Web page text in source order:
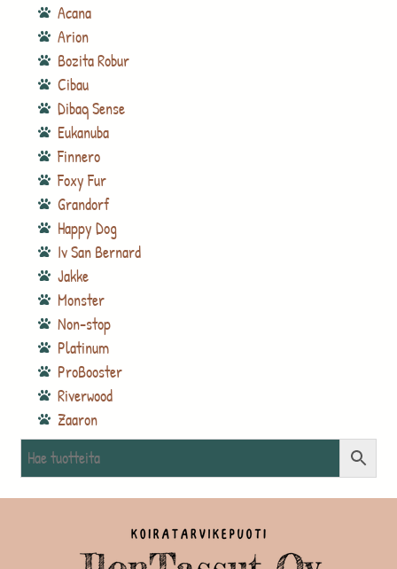
Acana
Arion
Bozita Robur
Cibau
Dibaq Sense
Eukanuba
Finnero
Foxy Fur
Grandorf
Happy Dog
Iv San Bernard
Jakke
Monster
Non-stop
Platinum
ProBooster
Riverwood
Zaaron